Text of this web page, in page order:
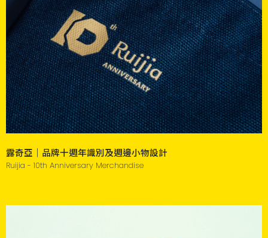
露奇亞｜品牌十週年識別及週邊小物設計
Ruijia - 10th Anniversary Merchandise